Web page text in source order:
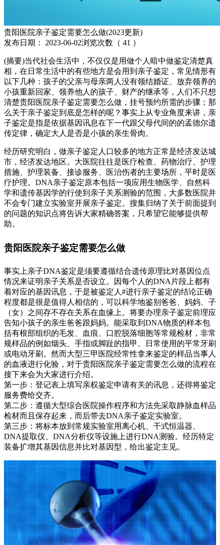
贵阳医院亲子鉴定需要怎么做(2023更新)
发布日期：
2023-06-02浏览次数（ 41 ）
(摘要)当代社会生活中，不仅仅是用做个人暗中做鉴定清楚真
相，在日常生活中的有些地方是会用到亲子鉴定，常见情形有
以下几种：孩子的父亲与母亲两人没有领结婚证、放弃领养的
小孩重新回家、领养他人的孩子、财产的继承等，人们不只想
清楚贵阳医院亲子鉴定需要怎么做，挂号预约所需的步骤；那
么关于亲子鉴定到底是怎样的呢？事实上从专业角度来讲，亲
子鉴定是指是依据基因讯息在下一代跟父母代间的的孟德尔遗
传定律，确定大人是否是小孩的亲生骨肉。
经历研究明白，做亲子鉴定人口较多的地方正常是经济发达城
市，经济发达地区。大医院往往是医疗检查、药物治疗、护理
措施、护理装备、接诊服务、医治伤者的主要场所，平时是医
疗护理。DNA亲子鉴定原本包括一项应用生物医学、自然科
学和遗传基因学的行使到亲子关系测验的范围，大多数医院并
不会专门建立实验室开展亲子鉴定。搜集归纳了关于前面提到
的问题的知识点将告诉大家精确答案，只希望它能够提供帮
助。
贵阳医院亲子鉴定需要怎么做
事实上亲子DNA鉴定是须要遵循结合遗传原理比对基因位点
情况来证明亲子关系是否设立。因每个人的DNA片段上都有
着对应的基因讯息，于是被鉴定人#进行亲子鉴定的结论正确
程度都是很是值得人相信的，可以科学地鉴别爸爸、妈妈、子
（女）之间存不存在关系在血缘上。将要办理亲子鉴定前理应
告知小孩子的亲生爸爸跟妈妈。能采取到DNA物质的样本包
括有根部组织的毛发、血痕、口腔脱落细胞等常规检材，非常
规样品的例如烟头、手指或脚趾的指甲、日常使用的平常牙刷
或电动牙刷。然而大型三甲医院经常性拿来鉴定的样品当事人
的血液进行化验，对于贵阳医院亲子鉴定需要怎么做的流程在
接下来会为大家进行介绍。
第一步：登记表上填写亲权鉴定申请有关的讯息，还得将鉴定
服务费给交齐。
第二步：遵循大型综合医院操作程序和方法先采取静脉血样品
检材而且保存起来，而后带去DNA亲子鉴定实验室。
第三步：将标本放到常规实验室用离心机、干式恒温器、
DNA提取仪、DNA分析仪等设施上进行DNA测验。经历特定
装备扩增其基因信息并比对基因型，给出鉴定主见。